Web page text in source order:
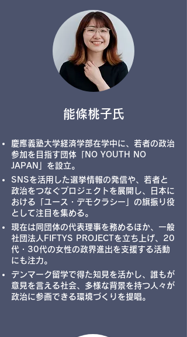
​能條桃子 氏
慶應義塾大学経済学部在学中に、若者の政治
参加を目指す団体「NO YOUTH NO
JAPAN」を設立。
SNSを活用した選挙情報の発信や、若者と
政治をつなぐプロジェクトを展開し、日本に
おける「ユース・デモクラシー」の旗振り役
として注目を集める。
現在は同団体の代表理事を務めるほか、一般
社団法人FIFTYS PROJECTを立ち上げ、20
代・30代の女性の政界進出を支援する活動
にも注力。
デンマーク留学で得た知見を活かし、誰もが
意見を言える社会、多様な背景を持つ人々が
政治に参画できる環境づくりを提​唱。